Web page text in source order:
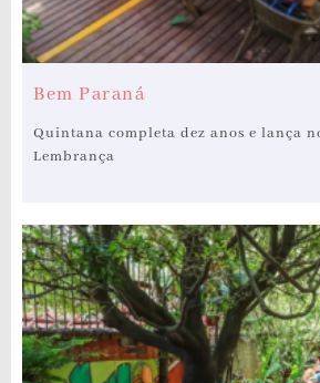
Bem Paraná
Quintana completa dez anos e lança
Lembrança